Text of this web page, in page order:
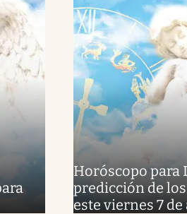
Horóscopo para
predicción de
este viernes 7 de